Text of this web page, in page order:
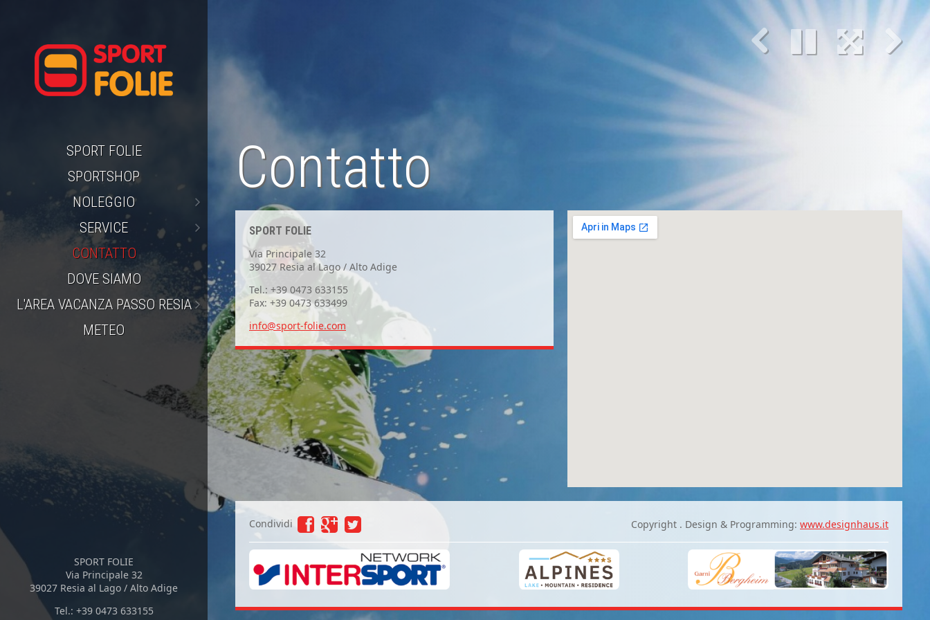
SPORT FOLIE
SPORTSHOP
NOLEGGIO
SERVICE
CONTATTO
DOVE SIAMO
L'AREA VACANZA PASSO RESIA
METEO
Contatto
SPORT FOLIE
Via Principale 32
39027 Resia al Lago / Alto Adige
Tel.: +39 0473 633155
Fax: +39 0473 633499
info@sport-folie.com
Condividi Copyright . Design & Programming: www.designhaus.it
SPORT FOLIE
Via Principale 32
39027 Resia al Lago / Alto Adige
Tel.: +39 0473 633155